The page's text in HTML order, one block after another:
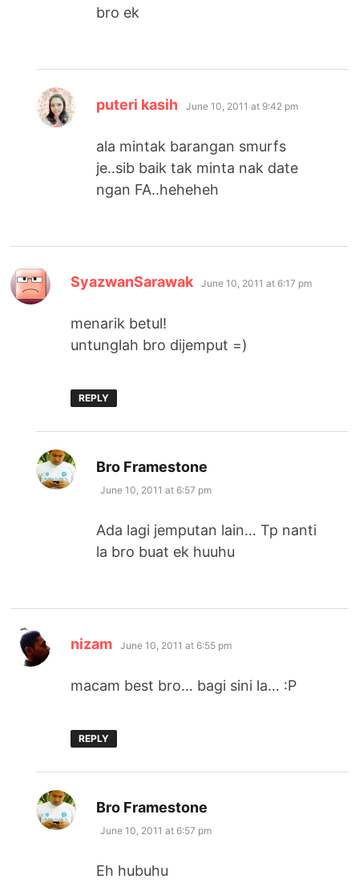
bro ek
puteri kasih says:
June 10, 2011 at 9:42 pm
ala mintak barangan smurfs
je..sib baik tak minta nak date
ngan FA..heheheh
SyazwanSarawak says:
June 10, 2011 at 6:17 pm
menarik betul!
untunglah bro dijemput =)
REPLY
Bro Framestone
June 10, 2011 at 6:57 pm
Ada lagi jemputan lain… Tp nanti
la bro buat ek huuhu
nizam says:
June 10, 2011 at 6:55 pm
macam best bro… bagi sini la… :P
REPLY
Bro Framestone
June 10, 2011 at 6:57 pm
Eh hubuhu